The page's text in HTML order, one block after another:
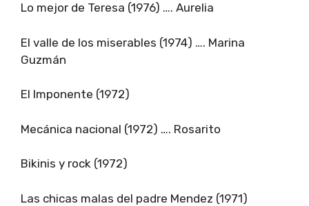
Lo mejor de Teresa (1976) …. Aurelia
El valle de los miserables (1974) …. Marina
Guzmán
El Imponente (1972)
Mecánica nacional (1972) …. Rosarito
Bikinis y rock (1972)
Las chicas malas del padre Mendez (1971)